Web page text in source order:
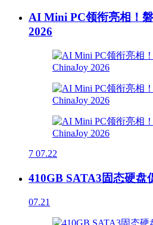
AI Mini PC领衔亮相！
2026
7 07.22
410GB SATA3固态硬盘
07.21